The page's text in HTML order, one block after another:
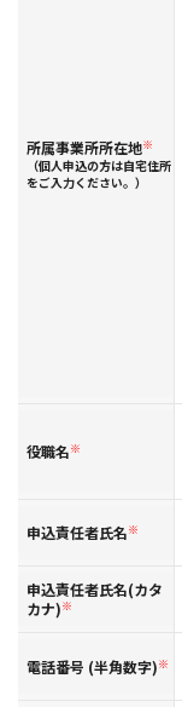
所属事業所所在地※
（個人申込の方は自宅住所
をご入力ください。）
役職名※
申込責任者氏名※
申込責任者氏名(カタ
カナ)※
電話番号 (半角数字)※